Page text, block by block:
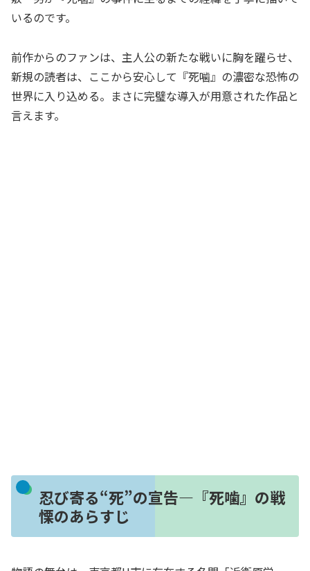
いるのです。
前作からのファンは、主人公の新たな戦いに胸を躍らせ、
新規の読者は、ここから安心して『死噛』の濃密な恐怖の
世界に入り込める。まさに完璧な導入が用意された作品と
言えます。
忍び寄る“死”の宣告—『死噛』の戦
慄のあらすじ